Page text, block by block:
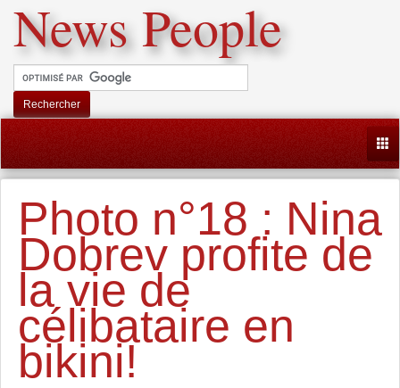
News People
Rechercher
Photo n°18 : Nina
Dobrev profite de
la vie de
célibataire en
bikini!